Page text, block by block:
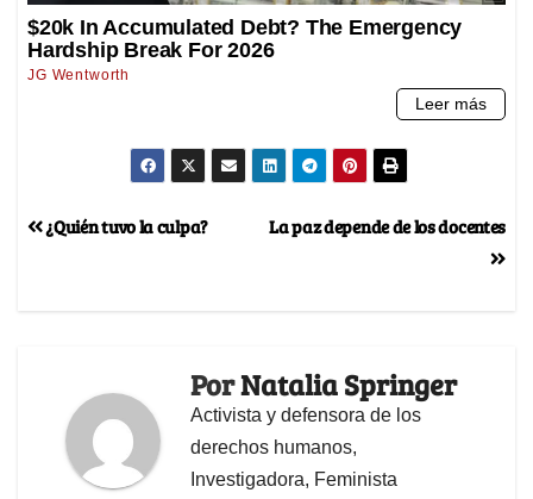
La paz depende de los docentes
¿Quién tuvo la culpa?
PorNatalia Springer
Activista y defensora de los
derechos humanos,
Investigadora, Feminista